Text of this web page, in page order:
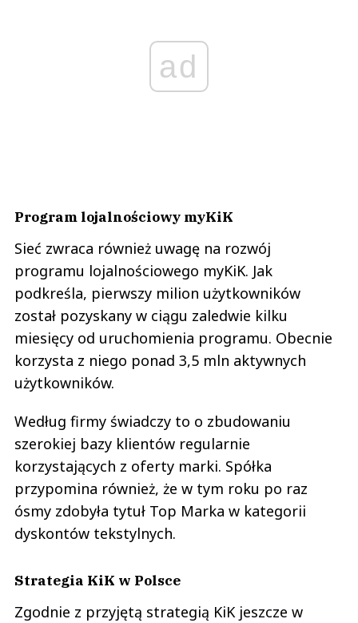
ad
Program lojalnościowy myKiK
Sieć zwraca również uwagę na rozwój
programu lojalnościowego myKiK. Jak
podkreśla, pierwszy milion użytkowników
został pozyskany w ciągu zaledwie kilku
miesięcy od uruchomienia programu. Obecnie
korzysta z niego ponad 3,5 mln aktywnych
użytkowników.
Według firmy świadczy to o zbudowaniu
szerokiej bazy klientów regularnie
korzystających z oferty marki. Spółka
przypomina również, że w tym roku po raz
ósmy zdobyła tytuł Top Marka w kategorii
dyskontów tekstylnych.
Strategia KiK w Polsce
Zgodnie z przyjętą strategią KiK jeszcze w